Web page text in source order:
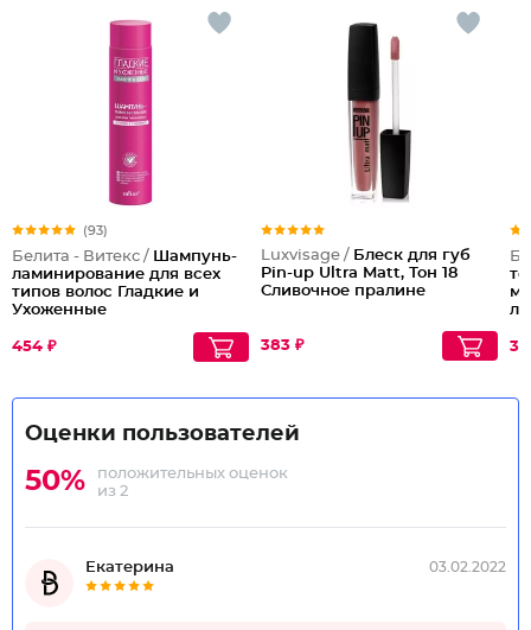
(93)
Белита - Витекс / Шампунь-
ламинирование для всех
типов волос Гладкие и
Ухоженные
454 ₽
Luxvisage / Блеск для губ
Pin-up Ultra Matt, Тон 18
Сливочное пралине
383 ₽
Оценки пользователей
50%
положительных оценок
из 2
Екатерина 03.02.2022